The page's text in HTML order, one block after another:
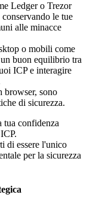
Ledger o Trezor
le tue
alle minacce
o mobili come
buon equilibrio tra
ICP e interagire
browser, sono
di sicurezza.
tua confidenza
di essere l'unico
per la sicurezza